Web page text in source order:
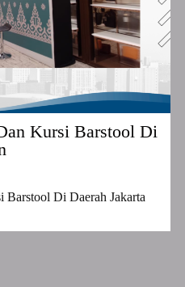
Kursi Barstool Di
Barstool Di Daerah Jakarta